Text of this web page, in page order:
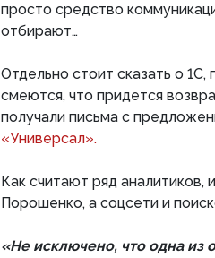
просто средство
отбирают…
Отдельно стоит сказать о 1С,
смеются, что придется
получали письма с
«Универсал».
Как считают ряд
Порошенко, а соцсети и
«Не исключено, что одна из